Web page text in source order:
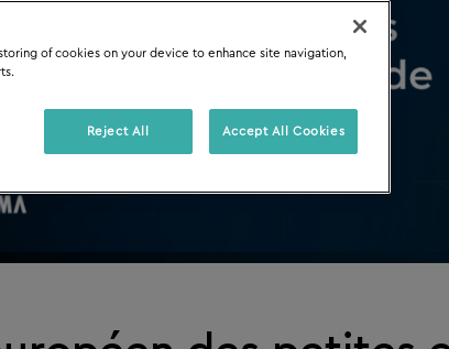
of cookies on your device to enhance site navigation,
Reject All Accept All Cookies